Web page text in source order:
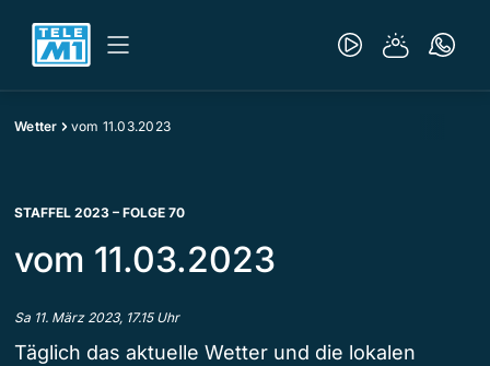
Wetter vom 11.03.2023
STAFFEL 2023 – FOLGE 70
vom 11.03.2023
Sa 11. März 2023, 17.15 Uhr
Täglich das aktuelle Wetter und die lokalen